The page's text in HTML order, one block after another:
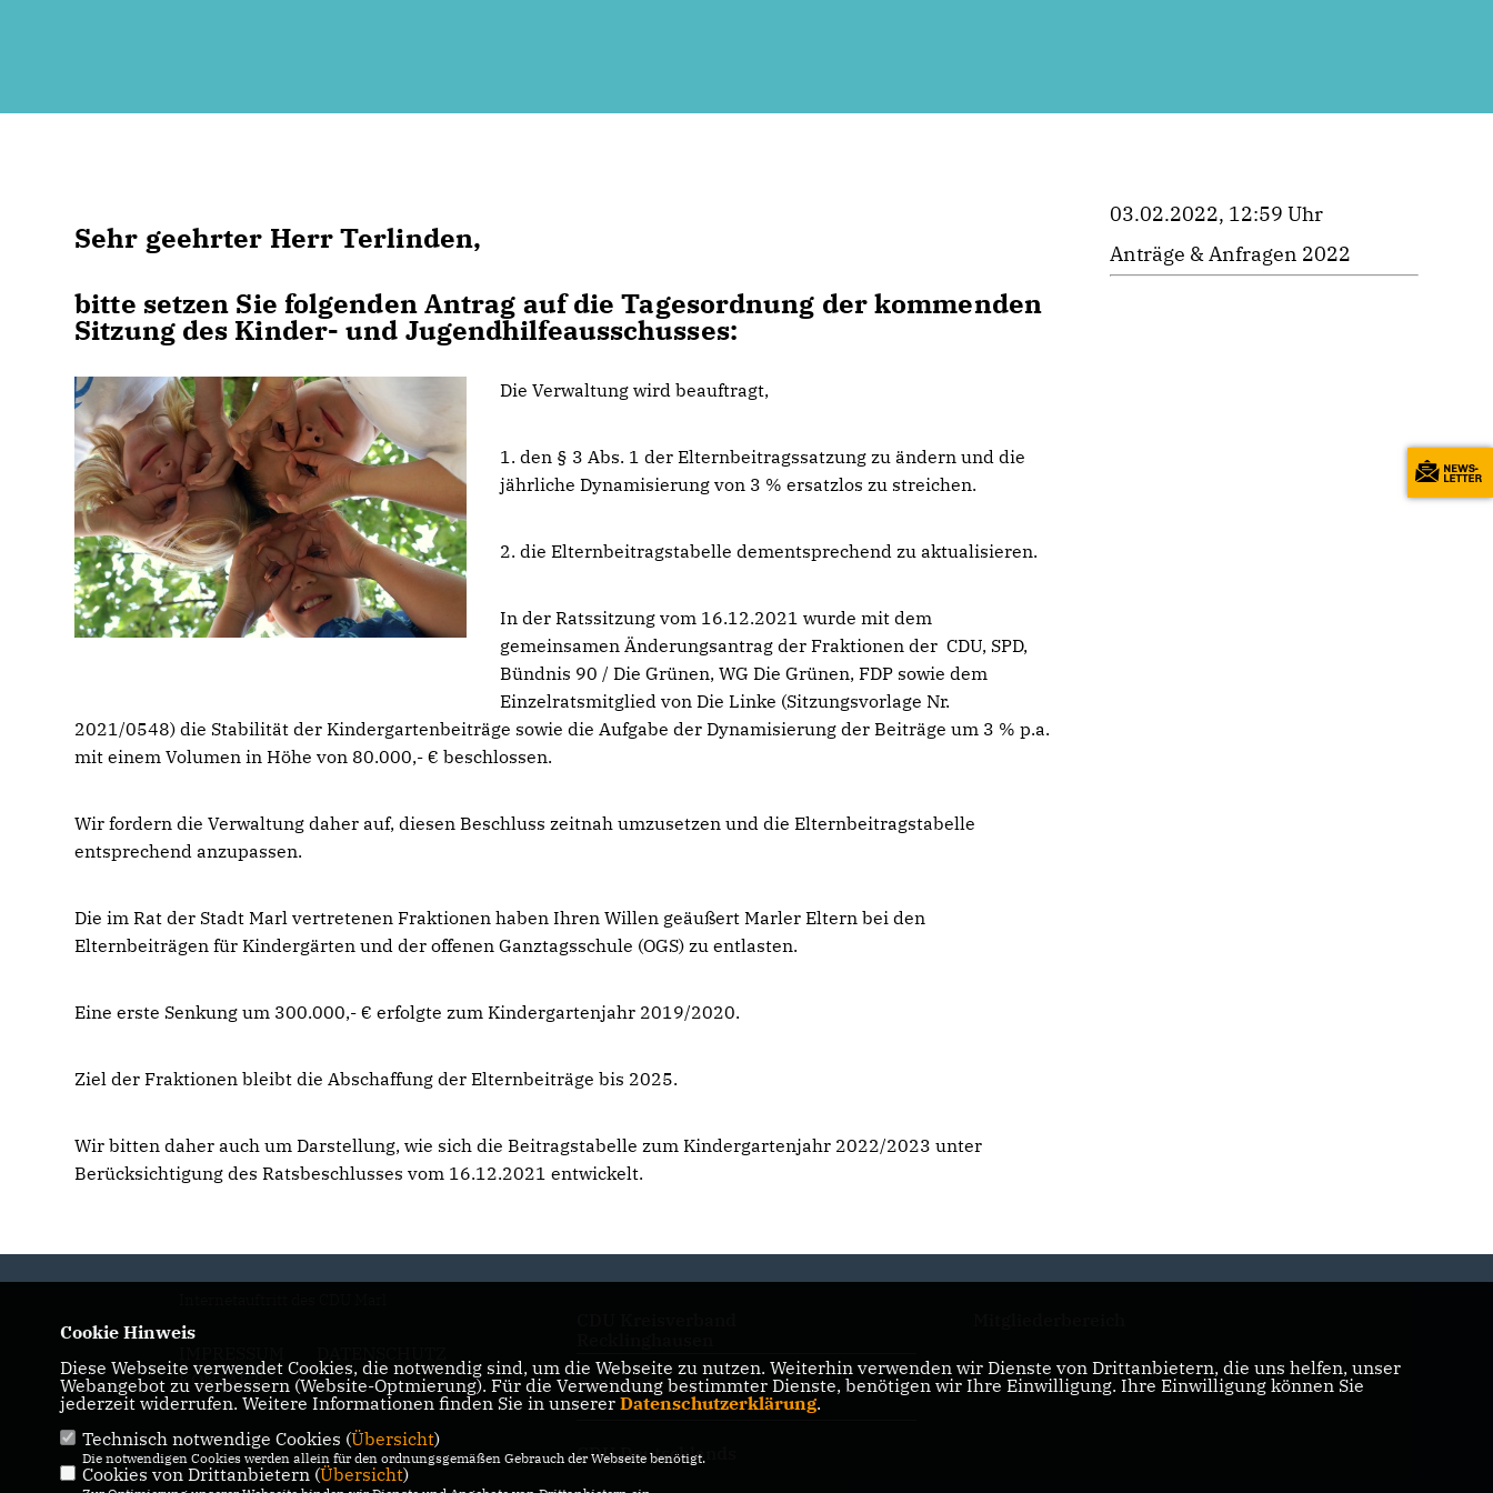
Sehr geehrter Herr Terlinden,
bitte setzen Sie folgenden Antrag auf die Tagesordnung der kommenden
Sitzung des Kinder- und Jugendhilfeausschusses:
Die Verwaltung wird beauftragt,
1. den § 3 Abs. 1 der Elternbeitragssatzung zu ändern und die
jährliche Dynamisierung von 3 % ersatzlos zu streichen.
2. die Elternbeitragstabelle dementsprechend zu aktualisieren.
In der Ratssitzung vom 16.12.2021 wurde mit dem
gemeinsamen Änderungsantrag der Fraktionen der CDU, SPD,
Bündnis 90 / Die Grünen, WG Die Grünen, FDP sowie dem
Einzelratsmitglied von Die Linke (Sitzungsvorlage Nr.
2021/0548) die Stabilität der Kindergartenbeiträge sowie die Aufgabe der Dynamisierung der Beiträge um 3 % p.a.
mit einem Volumen in Höhe von 80.000,- € beschlossen.
Wir fordern die Verwaltung daher auf, diesen Beschluss zeitnah umzusetzen und die Elternbeitragstabelle
entsprechend anzupassen.
Die im Rat der Stadt Marl vertretenen Fraktionen haben Ihren Willen geäußert Marler Eltern bei den
Elternbeiträgen für Kindergärten und der offenen Ganztagsschule (OGS) zu entlasten.
Eine erste Senkung um 300.000,- € erfolgte zum Kindergartenjahr 2019/2020.
Ziel der Fraktionen bleibt die Abschaffung der Elternbeiträge bis 2025.
Wir bitten daher auch um Darstellung, wie sich die Beitragstabelle zum Kindergartenjahr 2022/2023 unter
Berücksichtigung des Ratsbeschlusses vom 16.12.2021 entwickelt.
03.02.2022, 12:59 Uhr
Anträge & Anfragen 2022
KONTAKT
CDU NRW
CDU Deutschlands
Cookie Hinweis
Diese Webseite verwendet Cookies, die notwendig sind, um die Webseite zu nutzen. Weiterhin verwenden wir Dienste von Drittanbietern, die uns helfen, unser
Webangebot zu verbessern (Website-Optmierung). Für die Verwendung bestimmter Dienste, benötigen wir Ihre Einwilligung. Ihre Einwilligung können Sie
jederzeit widerrufen. Weitere Informationen finden Sie in unserer Datenschutzerklärung.
Technisch notwendige Cookies (Übersicht)
Die notwendigen Cookies werden allein für den ordnungsgemäßen Gebrauch der Webseite benötigt.
Cookies von Drittanbietern (Übersicht)